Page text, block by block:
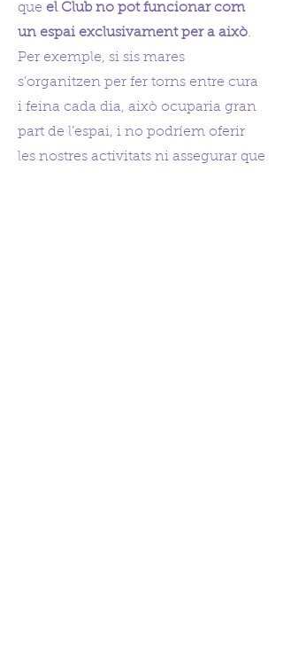
que el Club no pot funcionar com
un espai exclusivament per a això.
Per exemple, si sis mares
s’organitzen per fer torns entre cura
i feina cada dia, això ocuparia gran
part de l’espai, i no podríem oferir
les nostres activitats ni assegurar que